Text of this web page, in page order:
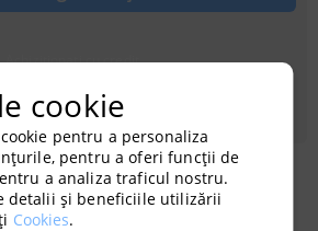
Achiziționati cu credit
cookie
pentru a personaliza
pentru a oferi funcții de
a analiza traficul nostru.
detalii și beneficiile utilizării
Cookies.